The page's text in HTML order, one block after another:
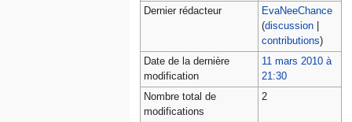
Dernier rédacteur
EvaNeeChance
(discussion|
contributions)
Date de la dernière
modification
11 mars 2010 à
21:30
Nombre total de
modifications
2